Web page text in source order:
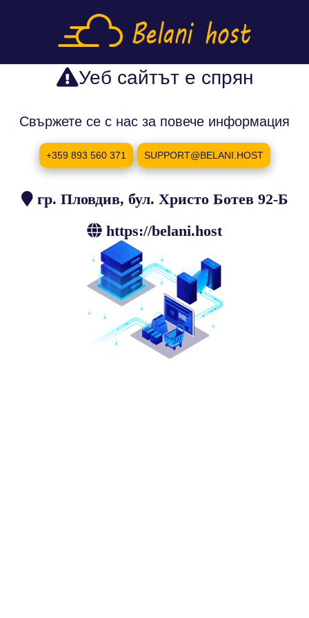
Уеб сайтът е спрян
Свържете се с нас за повече информация
+359 893 560 371 SUPPORT@BELANI.HOST
гр. Пловдив, бул. Христо Ботев 92-Б
https://belani.host